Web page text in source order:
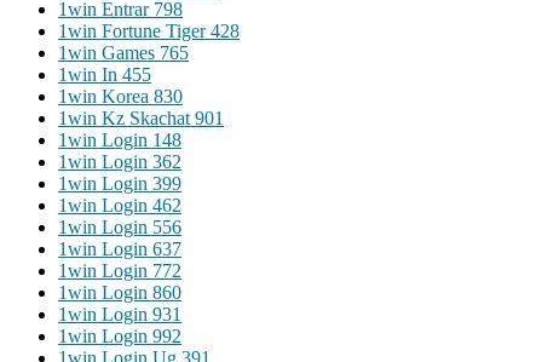
1win Entrar 798
1win Fortune Tiger 428
1win Games 765
1win In 455
1win Korea 830
1win Kz Skachat 901
1win Login 148
1win Login 362
1win Login 399
1win Login 462
1win Login 556
1win Login 637
1win Login 772
1win Login 860
1win Login 931
1win Login 992
1win Login Ug 391